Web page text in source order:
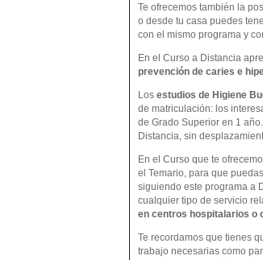
Te ofrecemos también la
o desde tu casa puedes
con el mismo programa y
En el Curso a Distancia
prevención de caries e
Los estudios de Higiene
de matriculación: los
de Grado Superior en 1
Distancia, sin
En el Curso que te
el Temario, para que
siguiendo este programa a
cualquier tipo de servicio
en centros hospitalarios o
Te recordamos que tienes
trabajo necesarias como